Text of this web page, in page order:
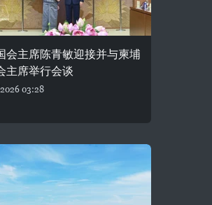
会主席陈青敏迎接并与柬埔
主席举行会谈
03:28